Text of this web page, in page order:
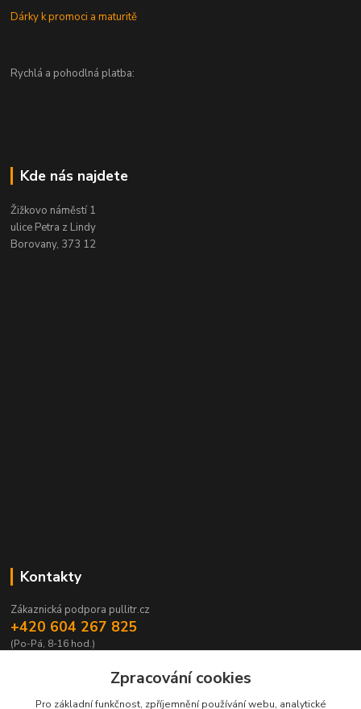
Dárky k promoci a maturitě
Rychlá a pohodlná platba:
Kde nás najdete
Žižkovo náměstí 1
ulice Petra z Lindy
Borovany, 373 12
Kontakty
Zákaznická podpora pullitr.cz
+420 604 267 825
(Po-Pá, 8-16 hod.)
Zpracování cookies
Pro základní funkčnost, zpříjemnění používání webu, analytické